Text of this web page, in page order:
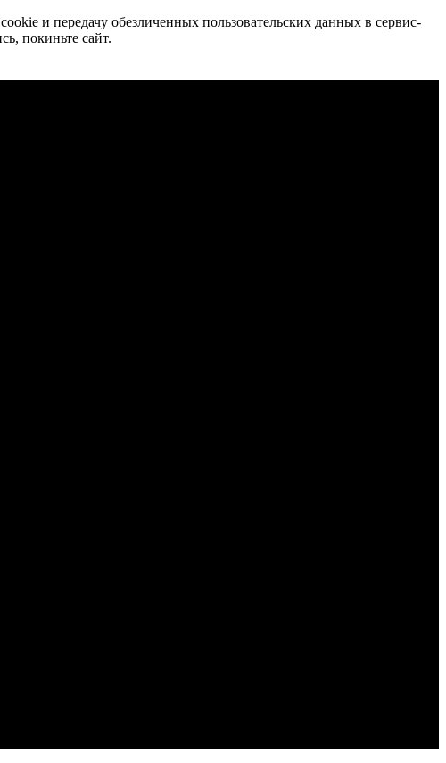
и передачу обезличенных пользовательских данных в сервис-
покиньте сайт.